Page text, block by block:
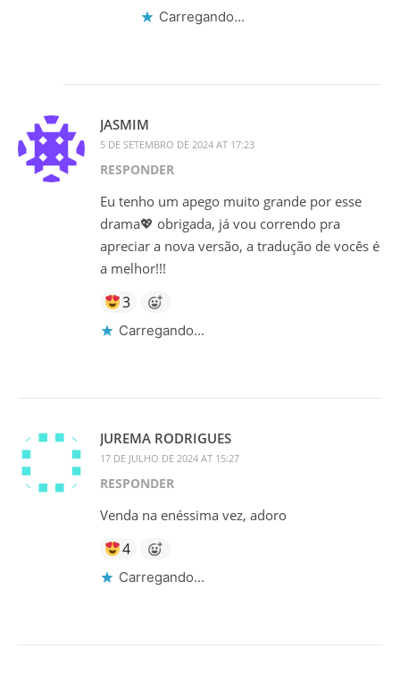
Carregando...
JASMIM
5 DE SETEMBRO DE 2024 AT 17:23
RESPONDER
Eu tenho um apego muito grande por esse
drama💖 obrigada, já vou correndo pra
apreciar a nova versão, a tradução de vocês é
a melhor!!!
3
Carregando...
JUREMA RODRIGUES
17 DE JULHO DE 2024 AT 15:27
RESPONDER
Venda na enéssima vez, adoro
4
Carregando...